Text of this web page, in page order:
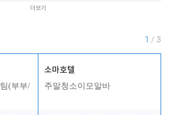
더보기
1 / 3
(부부/
소마호텔
주말청소이모알바